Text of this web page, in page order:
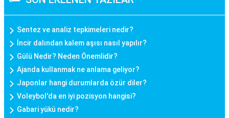
Sentez ve analiz tepkimeleri nedir?
İncir dalından kalem aşısı nasıl yapılır?
Gülü Nedir? Neden Önemlidir?
Ajanda kullanmak ne anlama geliyor?
Japonlar hangi durumlarda özür diler?
Voleybol'da en iyi pozisyon hangisi?
Gabari yükü nedir?